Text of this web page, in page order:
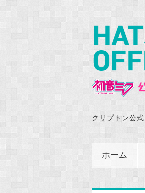
クリプトン公
ホーム